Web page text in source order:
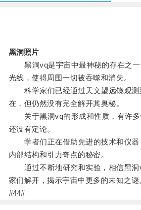
黑洞照片
黑洞vq是宇宙中最神秘的存在之一
光线，使得周围一切被吞噬和消失。
科学家们已经通过天文望远镜观测
在，但仍然没有完全解开其奥秘。
关于黑洞vq的形成和性质，有许多
还没有定论。
学者们正在借助先进的技术和仪器
内部结构和引力奇点的秘密。
通过不断地研究和实验，相信黑洞
家们解开，揭示宇宙中更多的未知之谜
#44#